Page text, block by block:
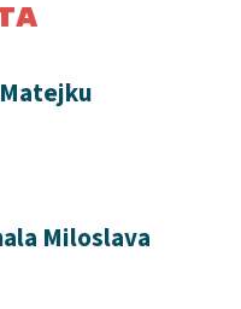
Miloslava